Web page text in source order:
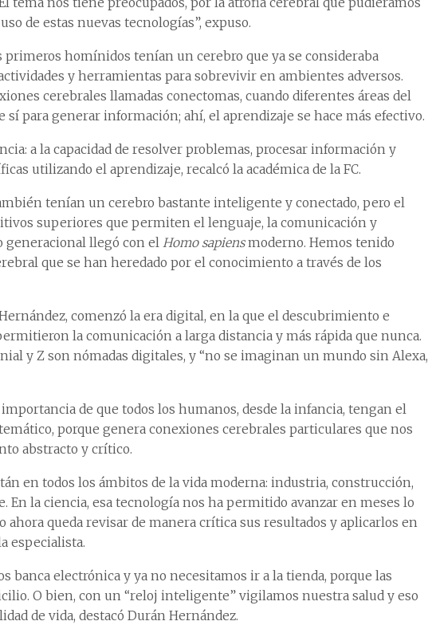
tema nos tiene preocupados, por la atrofia cerebral que pudiéramos
de estas nuevas tecnologías”, expuso.
primeros homínidos tenían un cerebro que ya se consideraba
y herramientas para sobrevivir en ambientes adversos.
cerebrales llamadas conectomas, cuando diferentes áreas del
sí para generar información; ahí, el aprendizaje se hace más efectivo.
a la capacidad de resolver problemas, procesar información y
utilizando el aprendizaje, recalcó la académica de la FC.
tenían un cerebro bastante inteligente y conectado, pero el
superiores que permiten el lenguaje, la comunicación y
llegó con el Homo sapiensmoderno. Hemos tenido
que se han heredado por el conocimiento a través de los
comenzó la era digital, en la que el descubrimiento e
la comunicación a larga distancia y más rápida que nunca.
y Z son nómadas digitales, y “no se imaginan un mundo sin Alexa,
de que todos los humanos, desde la infancia, tengan el
porque genera conexiones cerebrales particulares que nos
abstracto y crítico.
en todos los ámbitos de la vida moderna: industria, construcción,
En la ciencia, esa tecnología nos ha permitido avanzar en meses lo
ahora queda revisar de manera crítica sus resultados y aplicarlos en
especialista.
banca electrónica y ya no necesitamos ir a la tienda, porque las
O bien, con un “reloj inteligente” vigilamos nuestra salud y eso
de vida, destacó Durán Hernández.